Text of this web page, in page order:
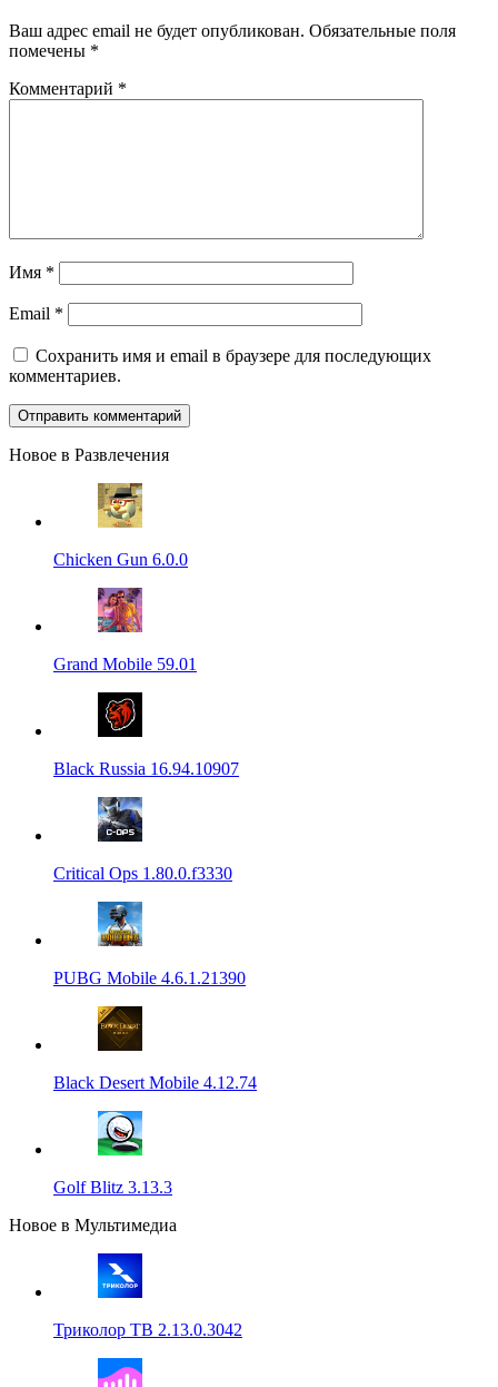
Ваш адрес email не будет опубликован. Обязательные поля
помечены *
Комментарий *
Имя *
Email *
Сохранить имя и email в браузере для последующих
комментариев.
Новое в Развлечения
Chicken Gun 6.0.0
Grand Mobile 59.01
Black Russia 16.94.10907
Critical Ops 1.80.0.f3330
PUBG Mobile 4.6.1.21390
Black Desert Mobile 4.12.74
Golf Blitz 3.13.3
Новое в Мультимедиа
Триколор ТВ 2.13.0.3042